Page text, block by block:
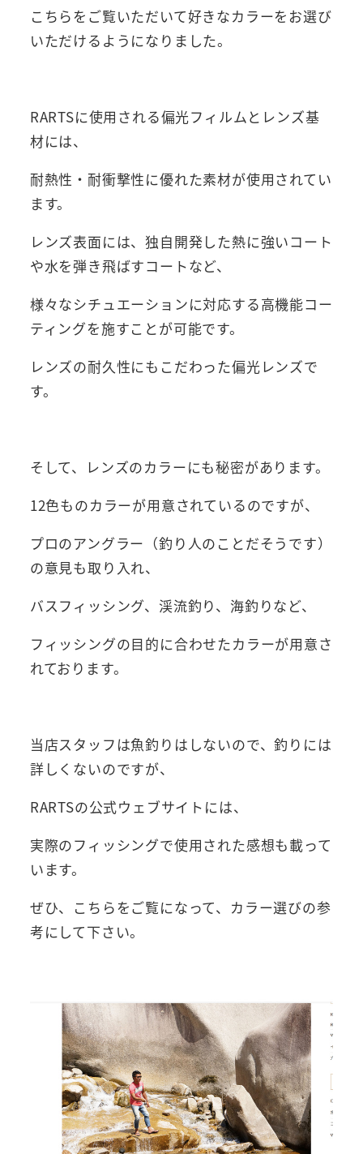
こちらをご覧いただいて好きなカラーをお選び
いただけるようになりました。
RARTSに使用される偏光フィルムとレンズ基
材には、
耐熱性・耐衝撃性に優れた素材が使用されてい
ます。
レンズ表面には、独自開発した熱に強いコート
や水を弾き飛ばすコートなど、
様々なシチュエーションに対応する高機能コー
ティングを施すことが可能です。
レンズの耐久性にもこだわった偏光レンズで
す。
そして、レンズのカラーにも秘密があります。
12色ものカラーが用意されているのですが、
プロのアングラー（釣り人のことだそうです）
の意見も取り入れ、
バスフィッシング、渓流釣り、海釣りなど、
フィッシングの目的に合わせたカラーが用意さ
れております。
当店スタッフは魚釣りはしないので、釣りには
詳しくないのですが、
RARTSの公式ウェブサイトには、
実際のフィッシングで使用された感想も載って
います。
ぜひ、こちらをご覧になって、カラー選びの参
考にして下さい。